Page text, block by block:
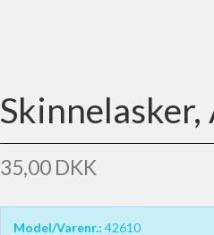
Skinnelasker,
35,00 DKK
Model/Varenr.: 42610